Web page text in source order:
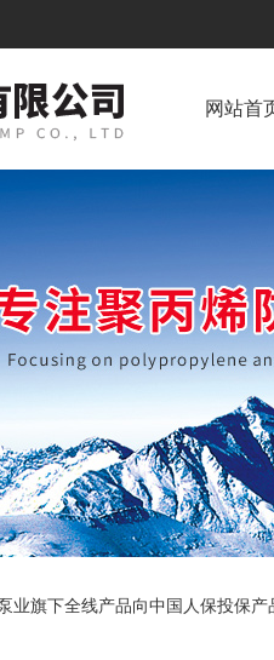
网站首
业旗下全线产品向中国人保投保产